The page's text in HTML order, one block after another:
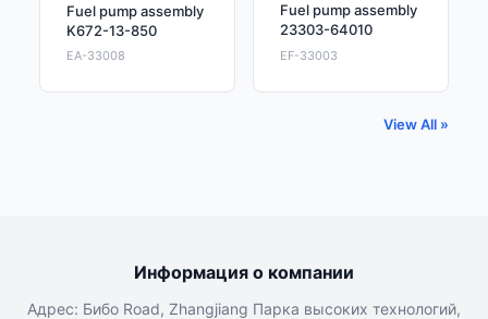
Fuel pump assembly
K672-13-850
EA-33008
Fuel pump assembly
23303-64010
EF-33003
View All »
Информация о компании
Адрес: Бибо Road, Zhangjiang Парка высоких технологий,